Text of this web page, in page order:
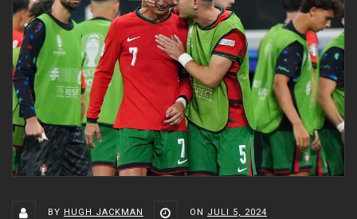
BY HUGH JACKMAN ON JULI 5, 2024